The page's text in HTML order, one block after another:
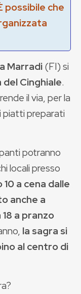
possibile che
Marradi(FI) si
del Cinghiale.
il via, per la
piatti preparati
potranno
locali presso
a cena dalle
anche a
a pranzo
la sagra si
al centro di